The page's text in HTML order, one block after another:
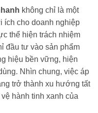
không chỉ là một
ích cho doanh nghiệp
thể hiện trách nhiệm
đầu tư vào sản phẩm
hiệu bền vững, hiện
Nhìn chung, việc áp
trở thành xu hướng tất
hành tinh xanh của